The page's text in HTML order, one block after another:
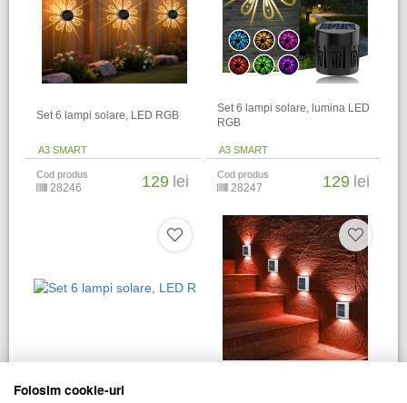
Set 6 lampi solare, LED RGB
A3 SMART
Cod produs
28246 129 lei
Set 6 lampi solare, lumina LED
RGB
A3 SMART
Cod produs
28247 129 lei
Set 6 lampi solare, LED RGB
Folosim cookie-uri